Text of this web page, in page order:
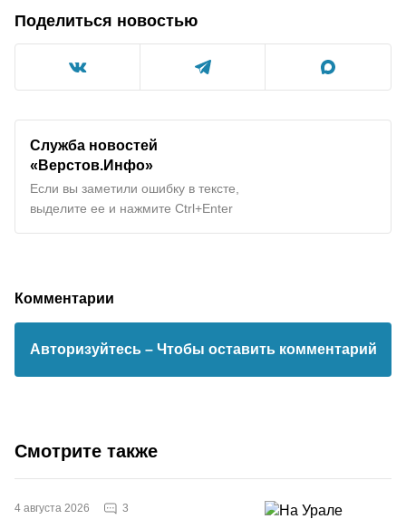
Поделиться новостью
Служба новостей
«Верстов.Инфо»
Если вы заметили ошибку в тексте,
выделите ее и нажмите Ctrl+Enter
Комментарии
Авторизуйтесь – Чтобы оставить комментарий
Смотрите также
4 августа 2026 3